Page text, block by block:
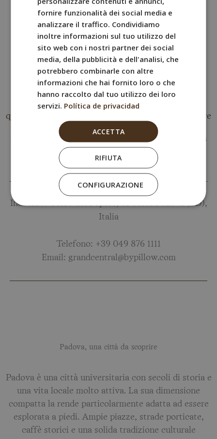
degli Scrovegni, i Giardini dell’Arena, il centro
storico e altri luoghi di interesse della città.
Colazione e spuntini
L’hotel dispone di un chiosco alimentare alla
reception, ideale per un caffè, uno spuntino o
qualcosa da portare via prima di uscire. Inoltre, offre
un ampio spazio per la colazione con un buffet
variegato, ideale per iniziare la giornata con calma
ed energia, senza dover cercare alternative
all’esterno.
Indirizzo: Corso del Popolo, 81 35131 Padova (PD),
Italia
Telefono: +39 049 876 1111
Email: grandcentral@bypillow.com
Padova, una città da scoprire
Padova è una città universitaria con secoli di storia e
una vita locale molto attiva. La sua dimensione
compatta la rende particolarmente adatta ad essere
esplorata a piedi. Ampie piazze, strade porticate,
caffè storici e una solida tradizione culturale
GERMAN
fornire funzionalità dei social media e
analizzare il traffico. Condividiamo
inoltre informazioni sul tuo utilizzo del
sito web con i nostri partner dei social
media, della pubblicità e dell'analisi, che
potrebbero combinarle con altre
informazioni che hai fornito loro o che
hanno raccolto dal tuo utilizzo dei loro
servizi. Política de privacidad
ACCETTA
RIFIUTA
CONFIGURAZIONE